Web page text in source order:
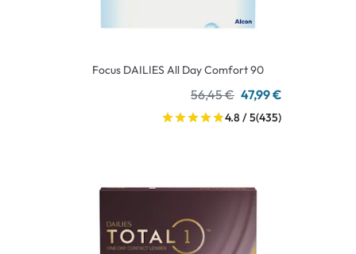
Focus DAILIES All Day Comfort 90
56,45 € 47,99 €
4.8 / 5(435)